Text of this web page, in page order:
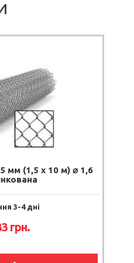
мм (1,5 х 10 м) ⌀ 1,6
3-4 дні
грн.